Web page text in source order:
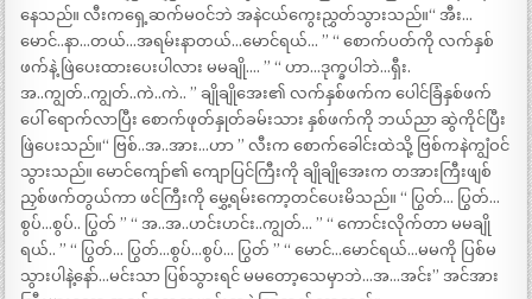
နေသည်။ လီးကရှေ့ဆက်မဝင်ဘဲ အနဲငယ်ကွေးညွှတ်သွားသည်။“ အီး…
မောင်..နာ…တယ်…အရမ်းနာတယ်…မောင်ရယ်… ” “ စောက်ပတ်ကို လက်နှစ်
ဖက်နဲ့ ဖြဲပေးထားပေးပါလား မမချို…. ” “ ဟာ…ဒုက္ခပါဘဲ…ရှီး.
အ..ကျွတ်..ကျွတ်..ကဲ..ကဲ.. ” ချိုချိုအေး၏ လက်နှစ်ဖက်က ပေါင်ခြံနှစ်ဖက်
ပေါ် ရောက်လာပြီး စောက်ဖုတ်နှုတ်ခမ်းသား နှစ်ဖက်ကို ဘယ်ညာ ဆွဲကိုင်ပြီး
ဖြဲပေးသည်။“ ဗြစ်..အ..အား…ဟာ ” လီးက စောက်ခေါင်းထဲသို့ ဗြစ်ကနဲကျွံဝင်
သွားသည်။ မောင်ကျော်၏ ကျောပြင်ကြီးကို ချိုချိုအေးက တအားကြီးဖျစ်
ညှစ်ဖက်တွယ်ကာ ဖင်ကြီးကို မွှေ့ရမ်းကော့တင်ပေးမိသည်။ “ ပြွတ်… ပြွတ်…
စွပ်…စွပ်.. ပြွတ် ” “ အ..အ..ဟင်းဟင်း..ကျွတ်… ” “ ကောင်းလိုက်တာ မမချို
ရယ်.. ” “ ပြွတ်… ပြွတ်…စွပ်…စွပ်… ပြွတ် ” “ မောင်…မောင်ရယ်…မမကို ပြစ်မ
သွားပါနဲ့နော်…မင်းသာ ပြစ်သွားရင် မမတော့သေမှာဘဲ…အ…အင်း” အင်အား